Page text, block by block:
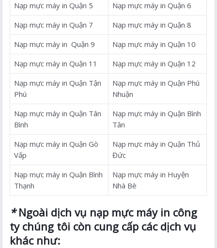
Nạp mực máy in Quận 5
Nạp mực máy in Quận 6
Nạp mực máy in Quận 7
Nạp mực máy in Quận 8
Nạp mực máy in Quận 9
Nạp mực máy in Quận 10
Nạp mực máy in Quận 11
Nạp mực máy in Quận 12
Nạp mực máy in Quận Tận
Phú
Nạp mực máy in Quận Phú
Nhuận
Nạp mực máy in Quận Tân
Bình
Nạp mực máy in Quận Bình
Tân
Nạp mực máy in Quận Gò
Vấp
Nạp mực máy in Quận Thủ
Đức
Nạp mực máy in Quận Bình
Thạnh
Nạp mực máy in Huyện
Nhà Bè
*Ngoài dịch vụ nạp mực máy in công
ty chúng tôi còn cung cấp các dịch vụ
khác như: